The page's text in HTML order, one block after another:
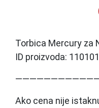
Torbica Mercury za
ID proizvoda:
Ako cena nije